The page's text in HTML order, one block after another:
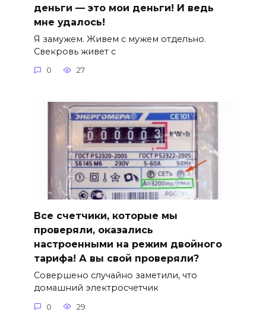
деньги — это мои деньги! И ведь
мне удалось!
Я замужем. Живем с мужем отдельно.
Свекровь живет с
0 27
Все счетчики, которые мы
проверяли, оказались
настроенными на режим двойного
тарифа! А вы свой проверяли?
Совершено случайно заметили, что
домашний электросчетчик
0 29